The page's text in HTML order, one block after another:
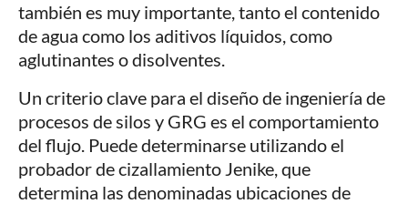
también es muy importante, tanto el contenido
de agua como los aditivos líquidos, como
aglutinantes o disolventes.
Un criterio clave para el diseño de ingeniería de
procesos de silos y GRG es el comportamiento
del flujo. Puede determinarse utilizando el
probador de cizallamiento Jenike, que
determina las denominadas ubicaciones de